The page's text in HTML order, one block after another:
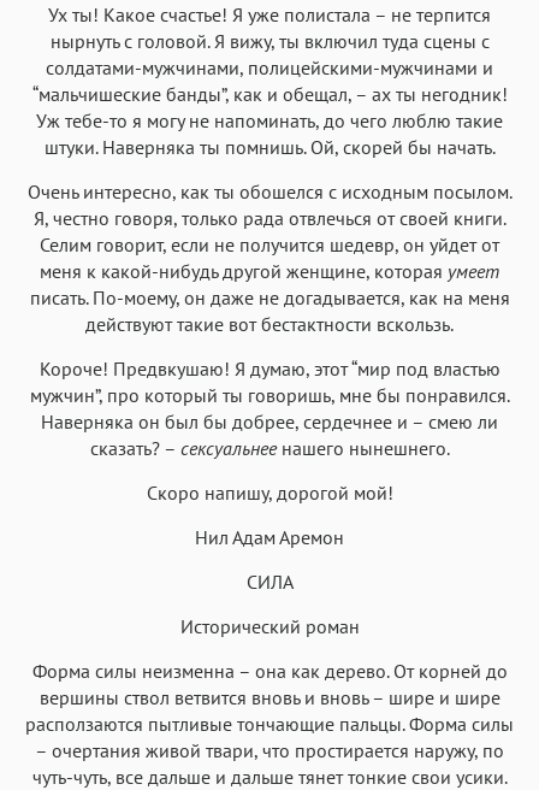
Ух ты! Какое счастье! Я уже полистала – не терпится
нырнуть с головой. Я вижу, ты включил туда сцены с
солдатами-мужчинами, полицейскими-мужчинами и
“мальчишеские банды”, как и обещал, – ах ты негодник!
Уж тебе-то я могу не напоминать, до чего люблю такие
штуки. Наверняка ты помнишь. Ой, скорей бы начать.
Очень интересно, как ты обошелся с исходным посылом.
Я, честно говоря, только рада отвлечься от своей книги.
Селим говорит, если не получится шедевр, он уйдет от
меня к какой-нибудь другой женщине, которая умеет
писать. По-моему, он даже не догадывается, как на меня
действуют такие вот бестактности вскользь.
Короче! Предвкушаю! Я думаю, этот “мир под властью
мужчин”, про который ты говоришь, мне бы понравился.
Наверняка он был бы добрее, сердечнее и – смею ли
сказать? – сексуальнеенашего нынешнего.
Скоро напишу, дорогой мой!
Нил Адам Аремон
СИЛА
Исторический роман
Форма силы неизменна – она как дерево. От корней до
вершины ствол ветвится вновь и вновь – шире и шире
расползаются пытливые тончающие пальцы. Форма силы
– очертания живой твари, что простирается наружу, по
чуть-чуть, все дальше и дальше тянет тонкие свои усики.